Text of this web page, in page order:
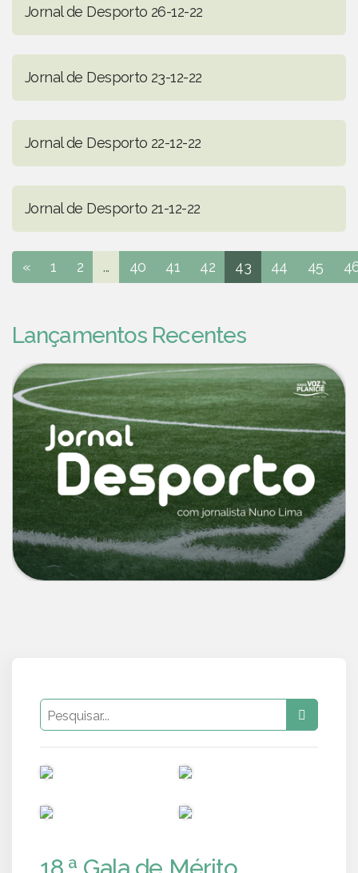
Jornal de Desporto 26-12-22
Jornal de Desporto 23-12-22
Jornal de Desporto 22-12-22
Jornal de Desporto 21-12-22
« 1 2 ... 40 41 42 43 44 45
Lançamentos Recentes